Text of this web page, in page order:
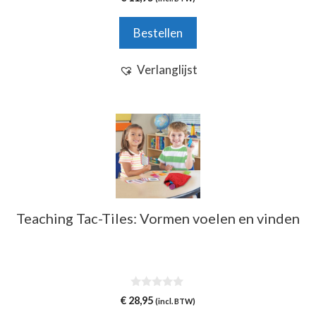
v
5Bestellen
Verlanglijst
Teaching Tac-Tiles: Vormen voelen en vinden
0
v
€ 28,95 (incl. BTW)